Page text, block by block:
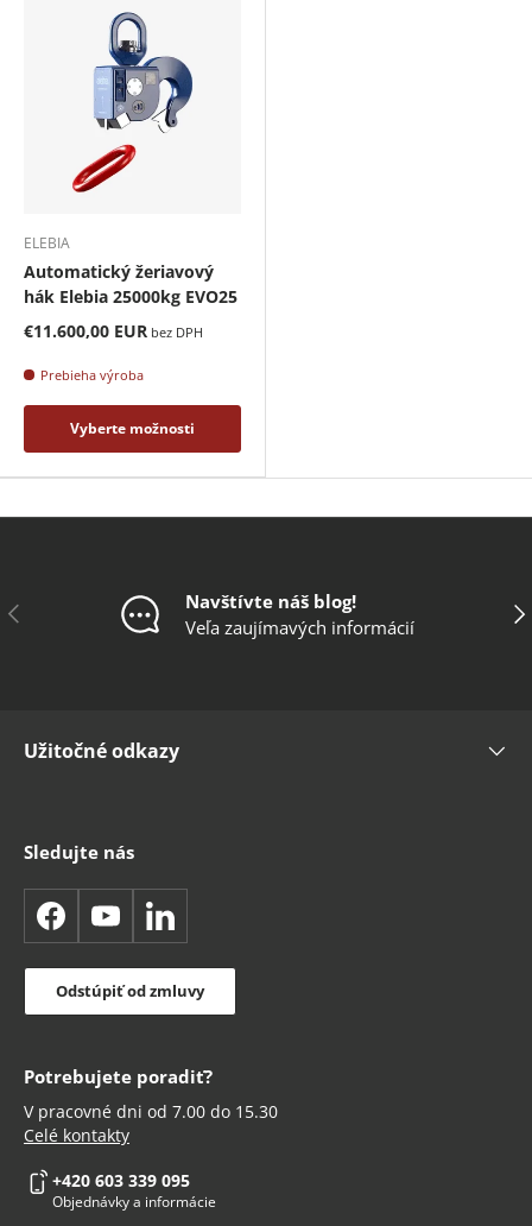
ELEBIA
Automatický žeriavový
hák Elebia 25000kg EVO25
€11.600,00 EUR bez DPH
Prebieha výroba
Vyberte možnosti
Predchádzajúce
Navštívte náš blog!
Veľa zaujímavých informácií
Užitočné odkazy
Sledujte nás
FacebookYouTubeLinkedIn
Odstúpiť od zmluvy
Potrebujete poradiť?
V pracovné dni od 7.00 do 15.30
Celé kontakty
+420 603 339 095
Objednávky a informácie